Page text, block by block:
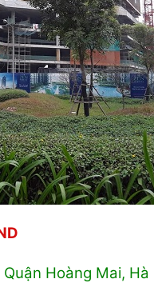
Hoàng Mai, Hà